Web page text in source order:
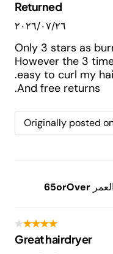
Returned
٢٦‏/٠٧‏/٢٠٢٦
Only 3 stars as
However the 3
easy to curl my
And free returns.
Originally posted
العمر 65orOver
Great hairdryer